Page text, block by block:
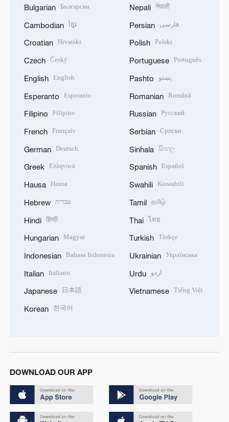
Bulgarian Български
Cambodian ខ្មែរ
Croatian Hrvatski
Czech Český
English English
Esperanto Esperanto
Filipino Filipino
French Français
German Deutsch
Greek Ελληνικά
Hausa Hausa
Hebrew עברית
Hindi हिन्दी
Hungarian Magyar
Indonesian Bahasa Indonesia
Italian Italiano
Japanese 日本語
Korean 한국어
Nepali नेपाली
Persian فارسی
Polish Polski
Portuguese Português
Pashto پښتو
Romanian Română
Russian Русский
Serbian Српски
Sinhala සිංහල
Spanish Español
Swahili Kiswahili
Tamil தமிழ்
Thai ไทย
Turkish Türkçe
Ukrainian Українська
Urdu اردو
Vietnamese Tiếng Việt
DOWNLOAD OUR APP